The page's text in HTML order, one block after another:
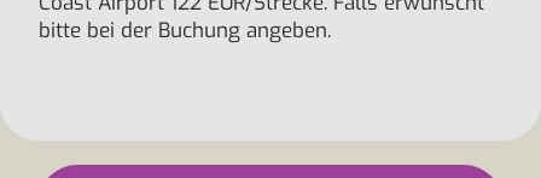
bitte bei der Buchung angeben.